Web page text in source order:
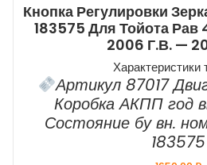
Кнопка Регулировки
183575 Для Тойота
2006 Г.в. —
Характеристики
Артикул 87017
Коробка АКПП год
Состояние бу вн.
183575